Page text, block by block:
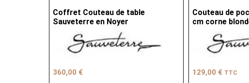
Coffret Couteau de table
Sauveterre en Noyer
360,00 €
Couteau de
cm corne
129,00 € TTC